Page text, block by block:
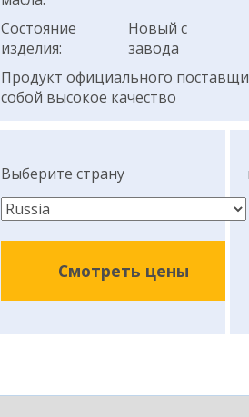
Состояние
изделия:
Новый с
завода
Продукт официального
собой высокое качество
Выберите страну
Смотреть цены